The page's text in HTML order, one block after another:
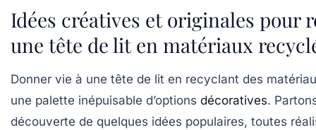
Idées créatives et originales pour
une tête de lit en matériaux
Donner vie à une tête de lit en recyclant des
une palette inépuisable d’options décoratives.
découverte de quelques idées populaires, toutes